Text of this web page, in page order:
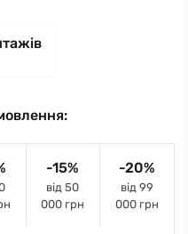
-15%
від 50
000 грн
-20%
від 99
000 грн